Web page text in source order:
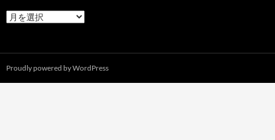
ア
ー
Proudly powered by WordPress